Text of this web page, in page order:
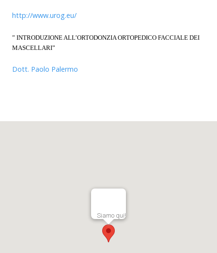
http://www.urog.eu/
” INTRODUZIONE ALL’ORTODONZIA ORTOPEDICO FACCIALE DEI
MASCELLARI”
Dott. Paolo Palermo
Siamo qui!